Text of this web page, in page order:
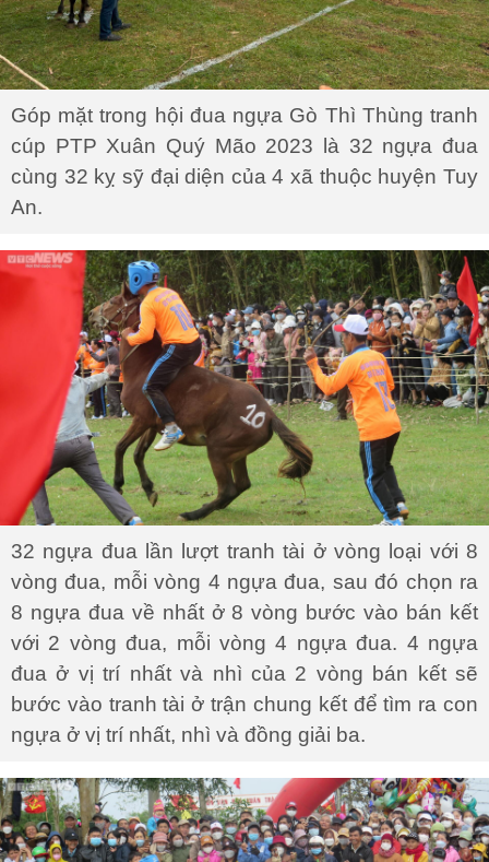
Góp mặt trong hội đua ngựa Gò Thì Thùng tranh
cúp PTP Xuân Quý Mão 2023 là 32 ngựa đua
cùng 32 kỵ sỹ đại diện của 4 xã thuộc huyện Tuy
An.
32 ngựa đua lần lượt tranh tài ở vòng loại với 8
vòng đua, mỗi vòng 4 ngựa đua, sau đó chọn ra
8 ngựa đua về nhất ở 8 vòng bước vào bán kết
với 2 vòng đua, mỗi vòng 4 ngựa đua. 4 ngựa
đua ở vị trí nhất và nhì của 2 vòng bán kết sẽ
bước vào tranh tài ở trận chung kết để tìm ra con
ngựa ở vị trí nhất, nhì và đồng giải ba.